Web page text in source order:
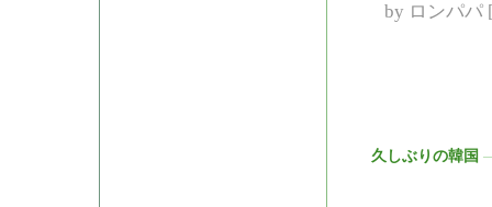
by ロンパパ
久しぶりの韓国